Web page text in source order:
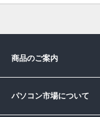
商品のご案内
パソコン市場について